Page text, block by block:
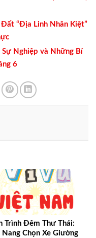
Đất “Địa Linh Nhân Kiệt”
Sự Nghiệp và Những Bí
6
Trình Đêm Thư Thái:
Nang Chọn Xe Giường